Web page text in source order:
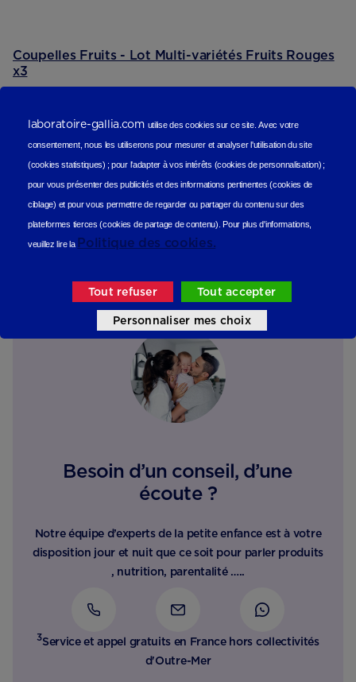
Coupelles Fruits - Lot Multi-variétés Fruits Rouges
x3
6,81 €
De 10 à 11 mois De 12 à 14 mois
De 15 à
Epuisé
M'avertir
Reviews (scope produit)
Besoin d’un conseil, d’une
écoute ?
Notre équipe d’experts de la petite enfance est à votre
disposition jour et nuit que ce soit pour parler produits
, nutrition, parentalité …..
3Service et appel gratuits en France hors collectivités
d'Outre-Mer​
laboratoire-gallia.com utilise des cookies sur ce site.Avec votre
consentement, nous les utiliseronspour mesurer et analyser l'utilisation du site
(cookies statistiques) ;pour l'adapter à vos intérêts (cookies de personnalisation) ;
pour vous présenter des publicités et des informations pertinentes (cookies de
ciblage) et pour vous permettre de regarder ou partager du contenu sur des
plateformes tierces (cookies de partage de contenu). Pour plus d'informations,
veuillez lire la Politique des cookies.
Tout refuser Tout accepter
Personnaliser mes choix